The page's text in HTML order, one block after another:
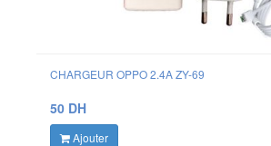
CHARGEUR OPPO 2.4A ZY-69
50 DH
Ajouter